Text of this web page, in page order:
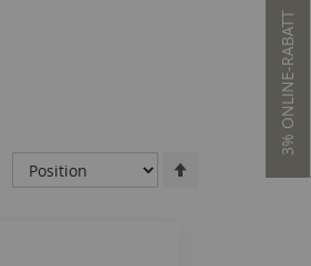
3% ONLINE-RABATT